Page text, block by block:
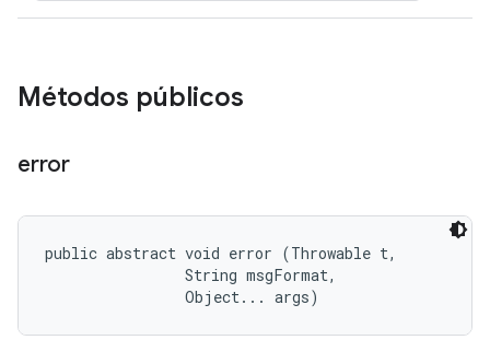
Métodos públicos
error
public abstract void error (Throwable t,
                String msgFormat,
                Object... args)